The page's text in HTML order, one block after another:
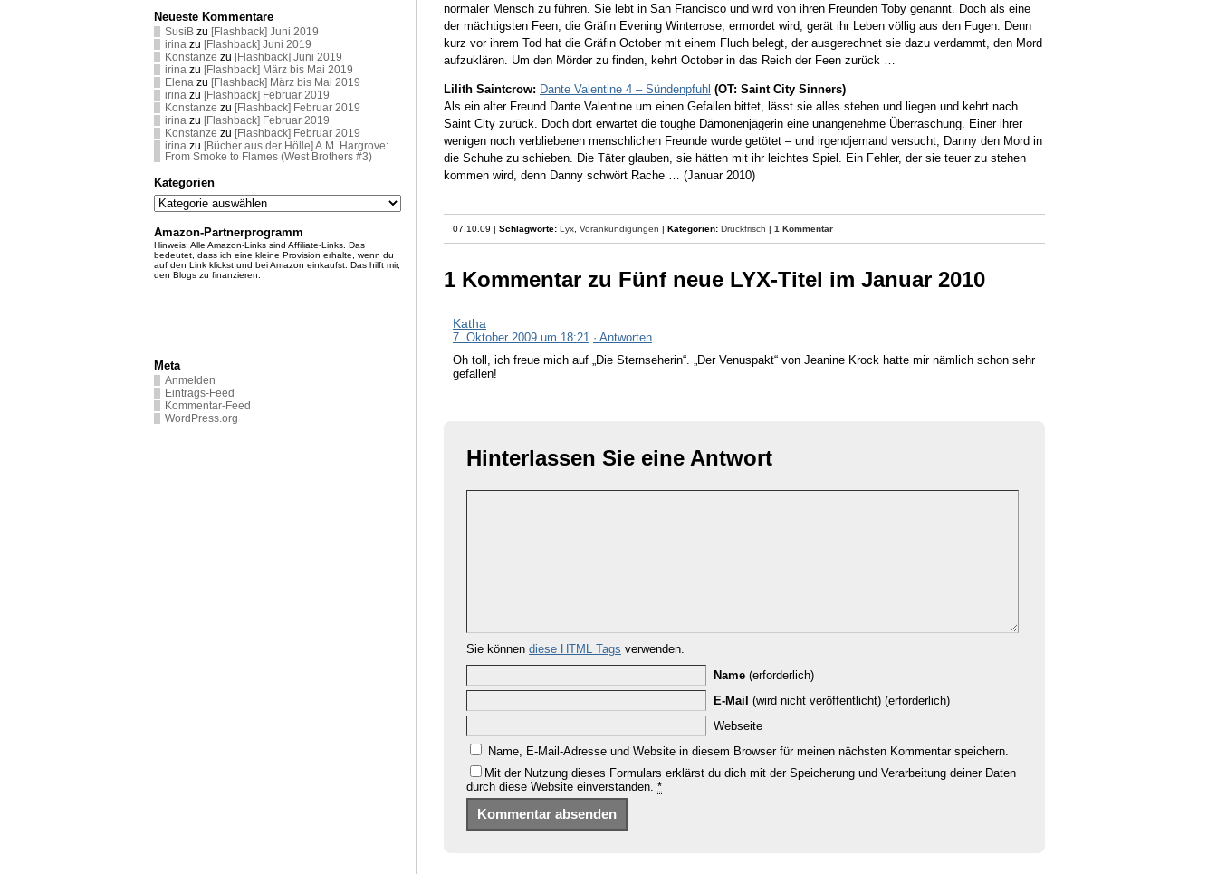
Neueste Kommentare
SusiB zu [Flashback] Juni 2019
irina zu [Flashback] Juni 2019
Konstanze zu [Flashback] Juni 2019
irina zu [Flashback] März bis Mai 2019
Elena zu [Flashback] März bis Mai 2019
irina zu [Flashback] Februar 2019
Konstanze zu [Flashback] Februar 2019
irina zu [Flashback] Februar 2019
Konstanze zu [Flashback] Februar 2019
irina zu [Bücher aus der Hölle] A.M. Hargrove:
From Smoke to Flames (West Brothers #3)
Kategorien
Kategorien
Amazon-Partnerprogramm
Hinweis: Alle Amazon-Links sind Affiliate-Links. Das
bedeutet, dass ich eine kleine Provision erhalte, wenn du
auf den Link klickst und bei Amazon einkaufst. Das hilft mir,
den Blogs zu finanzieren.
Meta
Anmelden
Eintrags-Feed
Kommentar-Feed
WordPress.org
normaler Mensch zu führen. Sie lebt in San Francisco und wird von ihren Freunden Toby genannt. Doch als eine
der mächtigsten Feen, die Gräfin Evening Winterrose, ermordet wird, gerät ihr Leben völlig aus den Fugen. Denn
kurz vor ihrem Tod hat die Gräfin October mit einem Fluch belegt, der ausgerechnet sie dazu verdammt, den Mord
aufzuklären. Um den Mörder zu finden, kehrt October in das Reich der Feen zurück …
Lilith Saintcrow: Dante Valentine 4 – Sündenpfuhl (OT: Saint City Sinners)
Als ein alter Freund Dante Valentine um einen Gefallen bittet, lässt sie alles stehen und liegen und kehrt nach
Saint City zurück. Doch dort erwartet die toughe Dämonenjägerin eine unangenehme Überraschung. Einer ihrer
wenigen noch verbliebenen menschlichen Freunde wurde getötet – und irgendjemand versucht, Danny den Mord in
die Schuhe zu schieben. Die Täter glauben, sie hätten mit ihr leichtes Spiel. Ein Fehler, der sie teuer zu stehen
kommen wird, denn Danny schwört Rache … (Januar 2010)
07.10.09 | Schlagworte: Lyx Vorankündigungen | Kategorien: Druckfrisch | 1 Kommentar
1 Kommentar zu Fünf neue LYX-Titel im Januar 2010
Katha
7. Oktober 2009 um 18:21 · Antworten
Oh toll, ich freue mich auf „Die Sternseherin“. „Der Venuspakt“ von Jeanine Krock hatte mir nämlich schon sehr
gefallen!
Hinterlassen Sie eine Antwort
Sie können diese HTML Tags verwenden.
Name (erforderlich)
E-Mail (wird nicht veröffentlicht) (erforderlich)
Webseite
Name, E-Mail-Adresse und Website in diesem Browser für meinen nächsten Kommentar speichern.
Mit der Nutzung dieses Formulars erklärst du dich mit der Speicherung und Verarbeitung deiner Daten
durch diese Website einverstanden. *